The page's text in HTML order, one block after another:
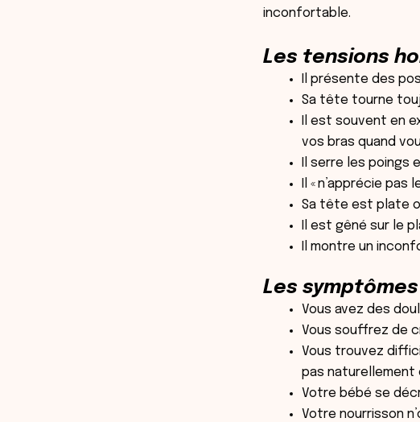
inconfortable.
Les tensions
Il présente des
Sa tête tourne
Il est souvent en
vos bras quand
Il serre les poings
Il « n’apprécie
Sa tête est plate
Il est gêné sur le
Il montre un
Les
Vous avez des
Vous souffrez de
Vous trouvez
pas
Votre bébé se
Votre nourrisson